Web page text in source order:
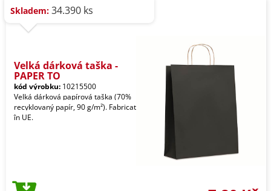
Skladem: 34.390 ks
Velká dárková taška -
PAPER TO
kód výrobku: 10215500
Velká dárková papírová taška (70%
recyklovaný papír, 90 g/m²). Fabricat
în UE.